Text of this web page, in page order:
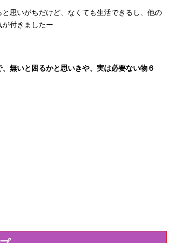
思いがちだけど、なくても生活できるし、他の
付きましたー
、無いと困るかと思いきや、実は必要ない物６